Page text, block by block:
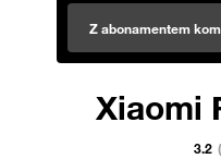
Z abonamentem
Xiaomi
3.2